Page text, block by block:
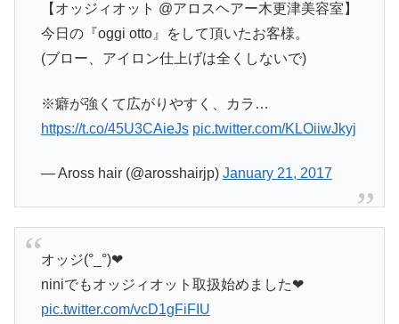
【オッジィオット @アロスヘアー木更津美容室】
今日の『oggi otto』をして頂いたお客様。
(ブロー、アイロン仕上げは全くしないで)
※癖が強くて広がりやすく、カラ…
https://t.co/45U3CAieJs pic.twitter.com/KLOiiwJkyj
— Aross hair (@arosshairjp) January 21, 2017
オッジ(°_°)❤︎
niniでもオッジィオット取扱始めました❤︎
pic.twitter.com/vcD1gFiFIU